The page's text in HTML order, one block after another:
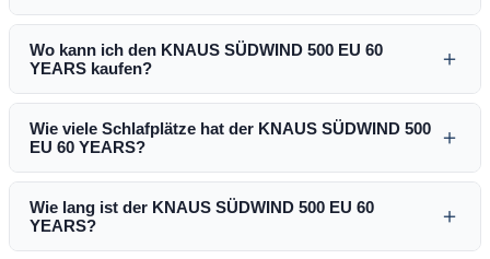
Wo kann ich den KNAUS SÜDWIND 500 EU 60
YEARS kaufen?
＋
Wie viele Schlafplätze hat der KNAUS SÜDWIND 500
EU 60 YEARS?
＋
Wie lang ist der KNAUS SÜDWIND 500 EU 60
YEARS?
＋